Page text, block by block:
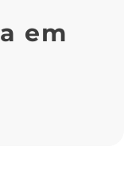
em